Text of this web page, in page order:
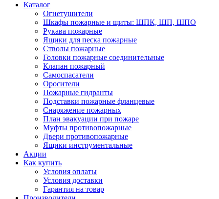
Каталог
Огнетушители
Шкафы пожарные и щиты: ШПК, ШП, ШПО
Рукава пожарные
Ящики для песка пожарные
Стволы пожарные
Головки пожарные соединительные
Клапан пожарный
Самоспасатели
Оросители
Пожарные гидранты
Подставки пожарные фланцевые
Снаряжение пожарных
План эвакуации при пожаре
Муфты противопожарные
Двери противопожарные
Ящики инструментальные
Акции
Как купить
Условия оплаты
Условия доставки
Гарантия на товар